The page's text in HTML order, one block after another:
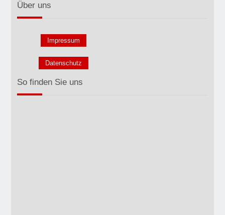
Über uns
Impressum
Datenschutz
So finden Sie uns